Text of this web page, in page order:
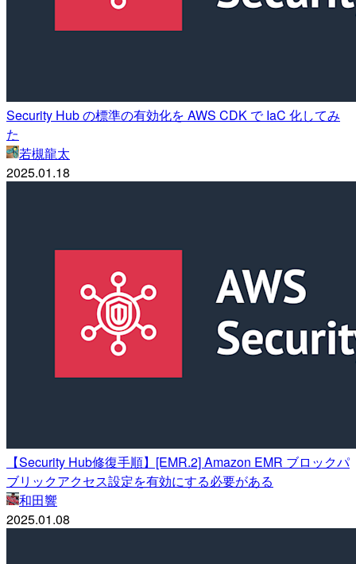
Security Hub の標準の有効化を AWS CDK で IaC 化してみ
た
若槻龍太
2025.01.18
【Security Hub修復手順】[EMR.2] Amazon EMR ブロックパ
ブリックアクセス設定を有効にする必要がある
和田響
2025.01.08